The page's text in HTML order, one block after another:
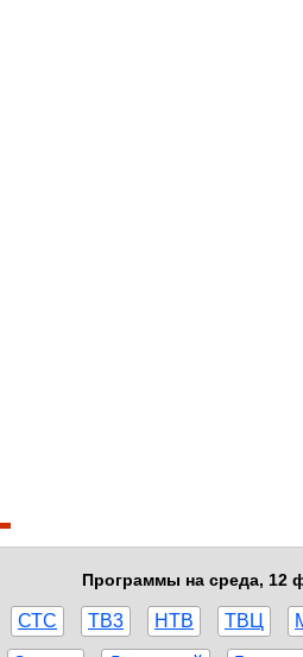
Программы на среда, 12
СТС ТВ3 НТВ ТВЦ